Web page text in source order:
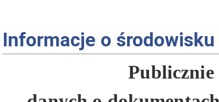
Informacje o
Publicznie